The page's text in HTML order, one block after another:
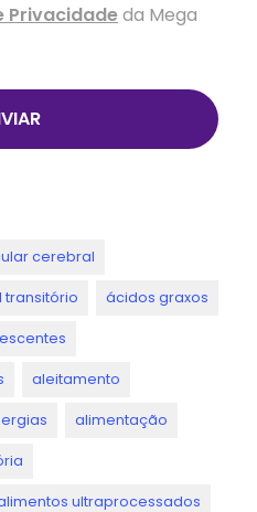
Privacidadeda Mega
cerebral
ácidos graxos
aleitamento
alimentação
ultraprocessados